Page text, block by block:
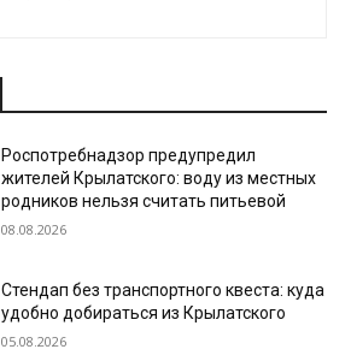
Роспотребнадзор предупредил
жителей Крылатского: воду из местных
родников нельзя считать питьевой
08.08.2026
Стендап без транспортного квеста: куда
удобно добираться из Крылатского
05.08.2026